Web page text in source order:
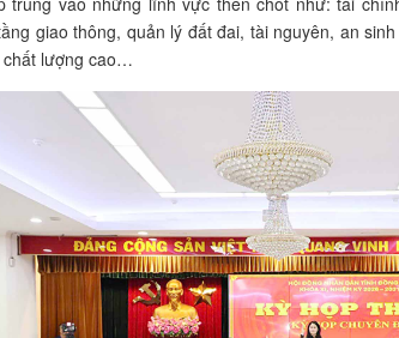
giao thông, quản lý đất đai, tài nguyên, an
chất lượng cao…